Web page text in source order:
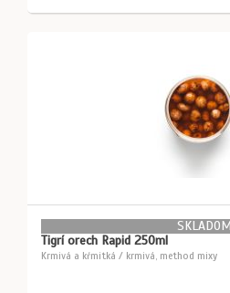
SKLADOM
Tigrí orech Rapid 250ml
Krmivá a kŕmitká / krmivá, method mixy